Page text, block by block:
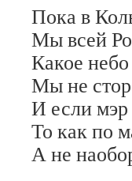
Пока в
Мы всей
Какое
Мы не
И если мэр
То как по
А не